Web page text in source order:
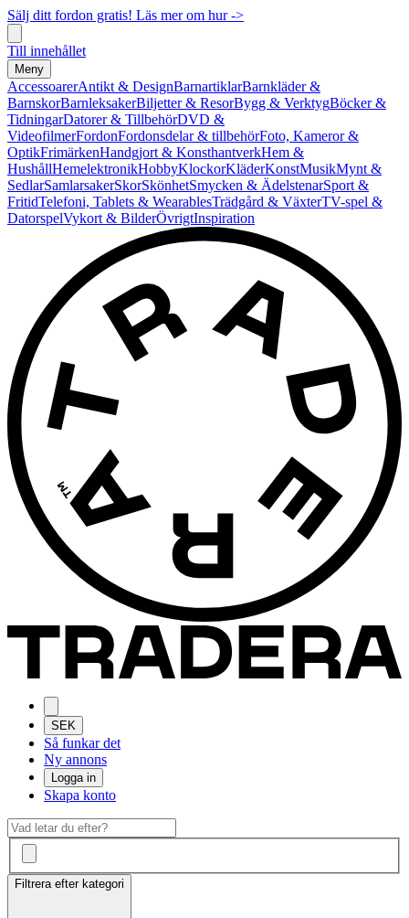
Sälj ditt fordon gratis! Läs mer om hur ->
Till innehållet
Meny
AccessoarerAntikt & DesignBarnartiklarBarnkläder &
BarnskorBarnleksakerBiljetter & ResorBygg & VerktygBöcker &
TidningarDatorer & TillbehörDVD &
VideofilmerFordonFordonsdelar & tillbehörFoto, Kameror &
OptikFrimärkenHandgjort & KonsthantverkHem &
HushållHemelektronikHobbyKlockorKläderKonstMusikMynt &
SedlarSamlarsakerSkorSkönhetSmycken & ÄdelstenarSport &
FritidTelefoni, Tablets & WearablesTrädgård & VäxterTV-spel &
DatorspelVykort & BilderÖvrigtInspiration
SEK
Så funkar det
Ny annons
Logga in
Skapa konto
Filtrera efter kategori